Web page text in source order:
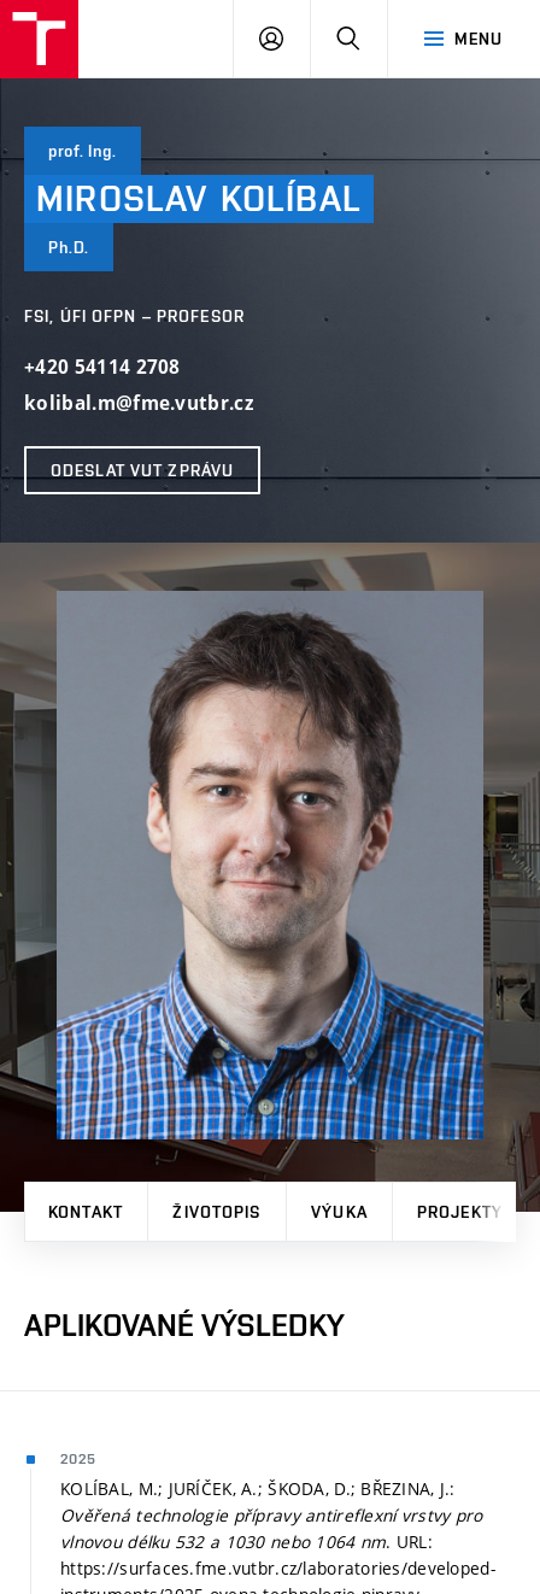
MENU
PŘIHLÁSIT
prof. Ing.
MIROSLAV KOLÍBAL
Ph.D.
FSI, ÚFI OFPN – PROFESOR
+420 54114 2708
kolibal.m@fme.vutbr.cz
ODESLAT VUT ZPRÁVU
KONTAKT ŽIVOTOPIS VÝUKA PROJEKTY
APLIKOVANÉ VÝSLEDKY
2025
KOLÍBAL, M.; JURÍČEK, A.; ŠKODA, D.; BŘEZINA, J.:
Ověřená technologie přípravy antireflexní vrstvy pro
vlnovou délku 532 a 1030 nebo 1064 nm. URL:
https://surfaces.fme.vutbr.cz/laboratories/developed-